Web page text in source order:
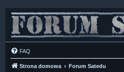
FAQ
Strona domowa Forum Satedu